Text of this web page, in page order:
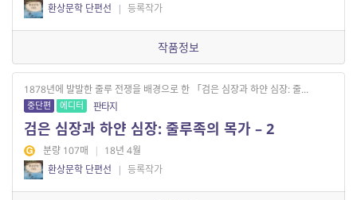
환상문학 단편선
| 등록작가
작품정보
1878년에 발발한 줄루 전쟁을 배경으로 한 「검은 심장과 하얀 심장: 줄...
중단편 에디터 판타지
검은 심장과 하얀 심장: 줄루족의 목가 – 2
분량 107매 | 18년 4월
환상문학 단편선
| 등록작가